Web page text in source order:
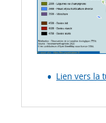
Lien vers la